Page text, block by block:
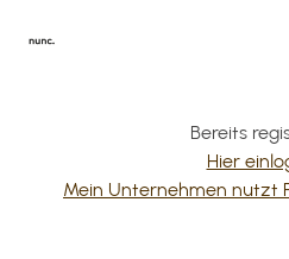
Bereits
Hier
Mein Unternehmen nutzt